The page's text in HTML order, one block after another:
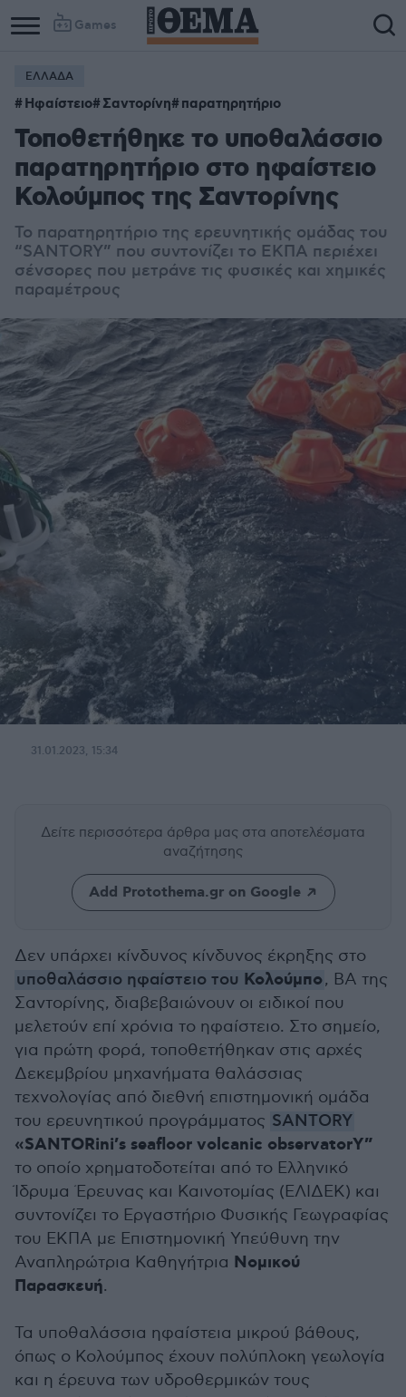
Games
ΕΛΛΑΔΑ
Ηφαίστειο Σαντορίνη παρατηρητήριο
Τοποθετήθηκε το υποθαλάσσιο
παρατηρητήριο στο ηφαίστειο
Κολούμπος της Σαντορίνης
Το παρατηρητήριο της ερευνητικής ομάδας του
“SANTORY” που συντονίζει το ΕΚΠΑ περιέχει
σένσορες που μετράνε τις φυσικές και χημικές
παραμέτρους
31.01.2023, 15:34
Δείτε περισσότερα άρθρα μας στα αποτελέσματα
αναζήτησης
Add Protothema.gr on Google
Δεν υπάρχει κίνδυνος κίνδυνος έκρηξης στο
υποθαλάσσιο ηφαίστειο του Κολούμπο, ΒΑ της
Σαντορίνης, διαβεβαιώνουν οι ειδικοί που
μελετούν επί χρόνια το ηφαίστειο. Στο σημείο,
για πρώτη φορά, τοποθετήθηκαν στις αρχές
Δεκεμβρίου μηχανήματα θαλάσσιας
τεχνολογίας από διεθνή επιστημονική ομάδα
του ερευνητικού προγράμματος SANTORY
«SANTORini’s seafloor volcanic observatorY”
το οποίο χρηματοδοτείται από το Ελληνικό
Ίδρυμα Έρευνας και Καινοτομίας (ΕΛΙΔΕΚ) και
συντονίζει το Εργαστήριο Φυσικής Γεωγραφίας
του ΕΚΠΑ με Επιστημονική Υπεύθυνη την
Αναπληρώτρια Καθηγήτρια Νομικού
Παρασκευή.
Τα υποθαλάσσια ηφαίστεια μικρού βάθους,
όπως ο Κολούμπος έχουν πολύπλοκη γεωλογία
και η έρευνα των υδροθερμικών τους